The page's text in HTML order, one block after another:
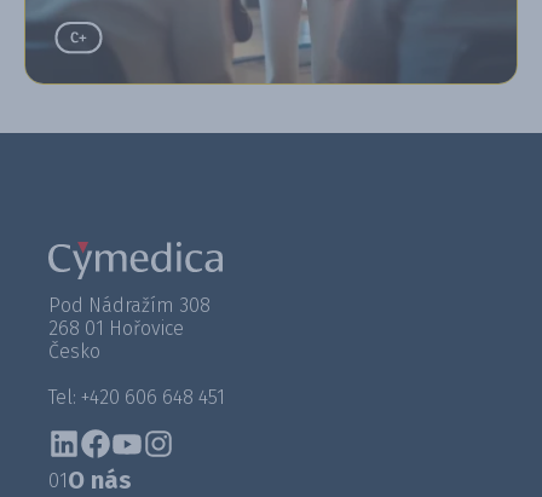
Pod Nádražím 308
268 01 Hořovice
Česko
Tel: +420 606 648 451
01O nás